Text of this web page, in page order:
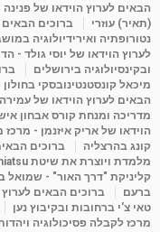
פנינה מתוק - מרכז
מדיטציה-התחדשות
Shahar-vod
הבאים לערוץ הוידאו של
(תאיר) עוזרי
ברוכים הבאים
נטורופתיה ואירידיולוגיה
לערוץ הוידאו של יוסי גולד -
ובקינסיולוגיה בירושלים
מיכאל קונסטנטינובסקי
הבאים לערוץ הוידאו של
מדריכה ומנחת קורס אבחון
הוידאו של אריק איזנמן - מרכז
קונג בהרצליה
ברוכים
מלמדת ויוצרת את שיטת Iro Shiatsu
קליניקת "דרך האור" - שמואל
ברעם
ברוכים הבאים
טאי צ'י ברחובות ובקיבוץ נען
מרכז לקבלה פסיכולוגיה